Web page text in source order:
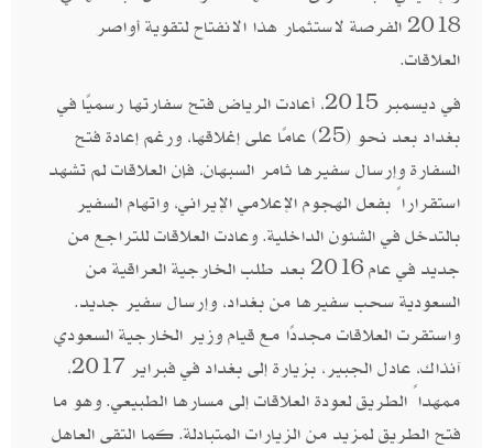
2018 الفرصة لاستثمار هذا الانفتاح لتقوية أواصر
العلاقات.
في ديسمبر 2015، أعادت الرياض فتح سفارتها رسميًا في
بغداد بعد نحو (25) عامًا على إغلاقها، ورغم إعادة فتح
السفارة وإرسال سفيرها ثامر السبهان، فإن العلاقات لم تشهد
استقراراً بفعل الهجوم الإعلامي الإيراني، واتهام السفير
بالتدخل في الشئون الداخلية. وعادت العلاقات للتراجع من
جديد في عام 2016 بعد طلب الخارجية العراقية من
السعودية سحب سفيرها من بغداد، وإرسال سفير جديد.
واستقرت العلاقات مجددًا مع قيام وزير الخارجية السعودي
آنذاك، عادل الجبير، بزيارة إلى بغداد في فبراير 2017،
ممهداً الطريق لعودة العلاقات إلى مسارها الطبيعي. وهو ما
فتح الطريق لمزيد من الزيارات المتبادلة. كما التقى العاهل